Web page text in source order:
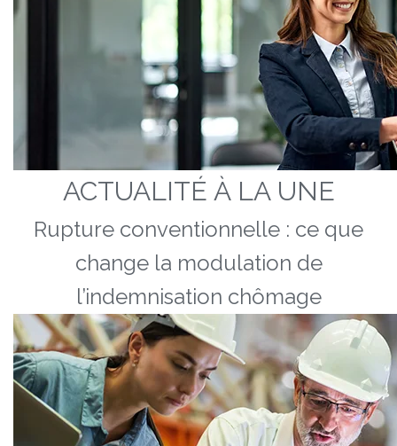
ACTUALITÉ À LA UNE
Rupture conventionnelle : ce que
change la modulation de
l’indemnisation chômage